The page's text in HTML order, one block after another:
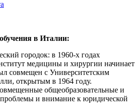
в Италии:
городок: в 1960-х годах
медицины и хирургии начинает
совмещен с Университетским
открытым в 1964 году.
общеобразовательные и
и внимание к юридической